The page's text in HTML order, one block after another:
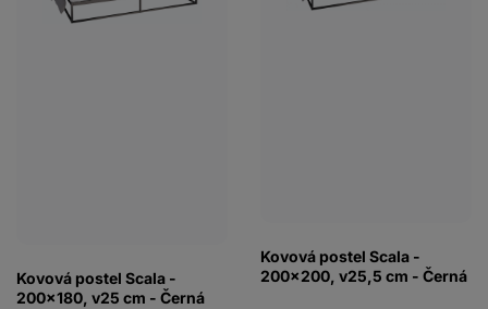
Kovová postel Scala -
200x180, v25 cm - Černá
Kovová postel Scala -
200x200, v25,5 cm - Černá